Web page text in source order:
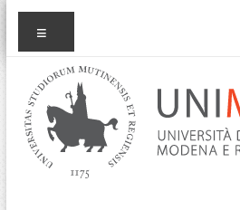
Salta
contenuto
nanolab